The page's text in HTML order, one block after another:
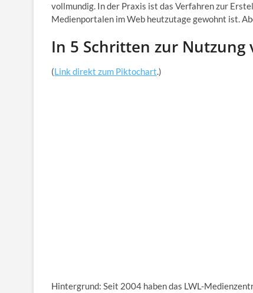
vollmundig. In der Praxis ist das Verfahren zur
Medienportalen im Web heutzutage gewohnt ist.
In 5 Schritten zur Nutzung
(Link direkt zum Piktochart.)
Hintergrund: Seit 2004 haben das LWL-